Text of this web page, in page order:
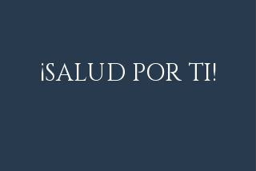
¡SALUD POR TI!